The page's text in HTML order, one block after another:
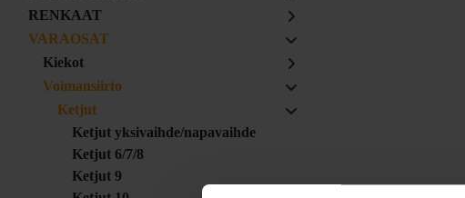
RENKAAT
VARAOSAT
Kiekot
Voimansiirto
Ketjut
Ketjut yksivaihde/napavaihde
Ketjut 6/7/8
Ketjut 9